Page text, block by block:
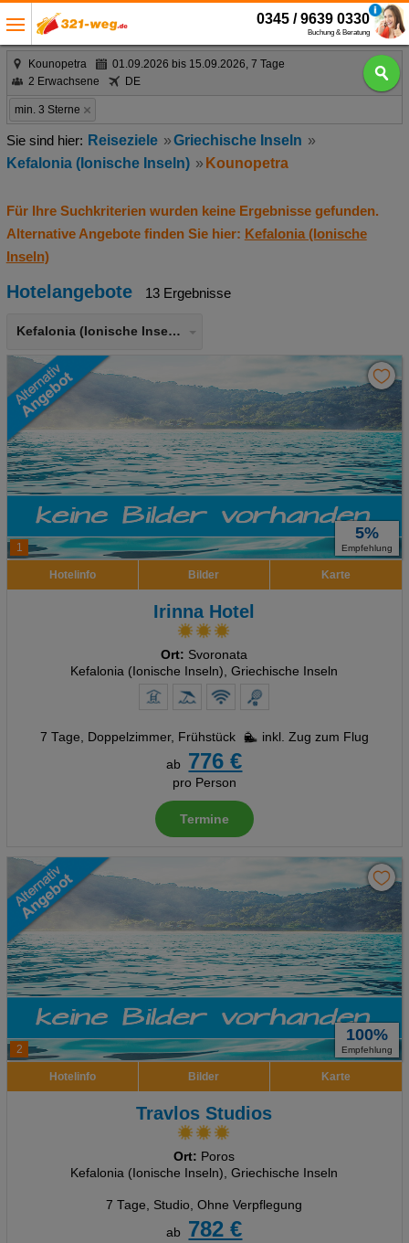
0345 / 9639 0330
Buchung & Beratung
Kounopetra
01.09.2026 bis 15.09.2026, 7 Tage
2 Erwachsene
DE
min. 3 Sterne
Reiseziele
Griechische Inseln
Kefalonia (Ionische Inseln)
Kounopetra
Für Ihre Suchkriterien wurden keine Ergebnisse gefunden.
Alternative Angebote finden Sie hier: Kefalonia (Ionische
Inseln)
Hotelangebote 13 Ergebnisse
Kefalonia (Ionische Inseln)
1
5%
Empfehlung
Hotelinfo Bilder Karte
Irinna Hotel
Ort: Svoronata
Kefalonia (Ionische Inseln), Griechische Inseln
7 Tage, Doppelzimmer, Frühstück
inkl. Zug zum Flug
ab
776 €
pro Person
Termine
2
100%
Empfehlung
Hotelinfo Bilder Karte
Travlos Studios
Ort: Poros
Kefalonia (Ionische Inseln), Griechische Inseln
7 Tage, Studio, Ohne Verpflegung
ab
782 €